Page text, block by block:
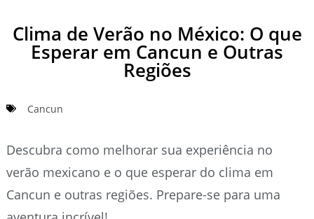
Clima de Verão no México: O que
Esperar em Cancun e Outras
Regiões
Cancun
Descubra como melhorar sua experiência no
verão mexicano e o que esperar do clima em
Cancun e outras regiões. Prepare-se para uma